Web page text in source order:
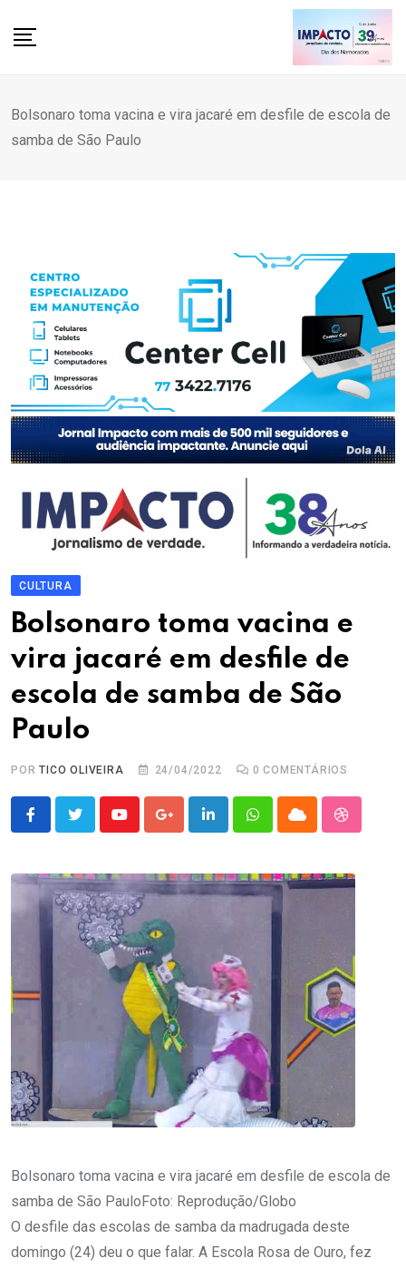
Bolsonaro toma vacina e vira jacaré em desfile de escola de
samba de São Paulo
CULTURA
Bolsonaro toma vacina e
vira jacaré em desfile de
escola de samba de São
Paulo
PORTICO OLIVEIRA 24/04/2022 0 COMENTÁRIOS
YoutubeGoogle+LinkedInWhatsappCloud
Bolsonaro toma vacina e vira jacaré em desfile de escola de
samba de São PauloFoto: Reprodução/Globo
O desfile das escolas de samba da madrugada deste
domingo (24) deu o que falar. A Escola Rosa de Ouro, fez